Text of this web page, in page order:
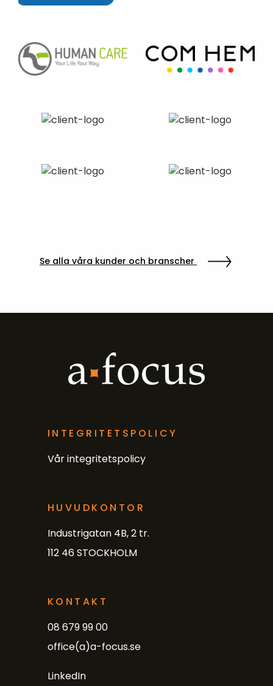
Se alla våra kunder och branscher
INTEGRITETSPOLICY
Vår integritetspolicy
HUVUDKONTOR
Industrigatan 4B, 2 tr.
112 46 STOCKHOLM
KONTAKT
08 679 99 00
office(a)a-focus.se
LinkedIn